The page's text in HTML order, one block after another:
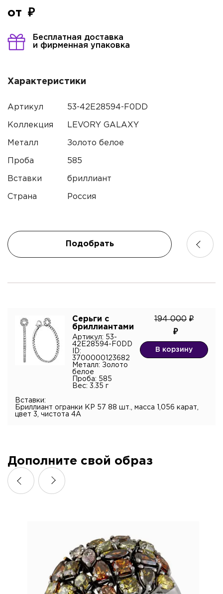
от
Бесплатная доставка
и фирменная упаковка
Характеристики
Артикул 53-42E28594-F0DD
Коллекция LEVORY GALAXY
Металл Золото белое
Проба 585
Вставки бриллиант
Страна Россия
Подобрать
Серьги с
бриллиантами
Артикул: 53-
42E28594-F0DD
ID:
3700000123682
Металл: Золото
белое
Проба: 585
Вес: 3.35 г
194 000
В корзину
Вставки:
Бриллиант огранки КР 57 88 шт., масса 1,056 карат,
цвет 3, чистота 4А
Контактный телефон*
Электронная почта
Я подтверждаю согласие с
персональных данных.*
Телефон
Дополните свой образ